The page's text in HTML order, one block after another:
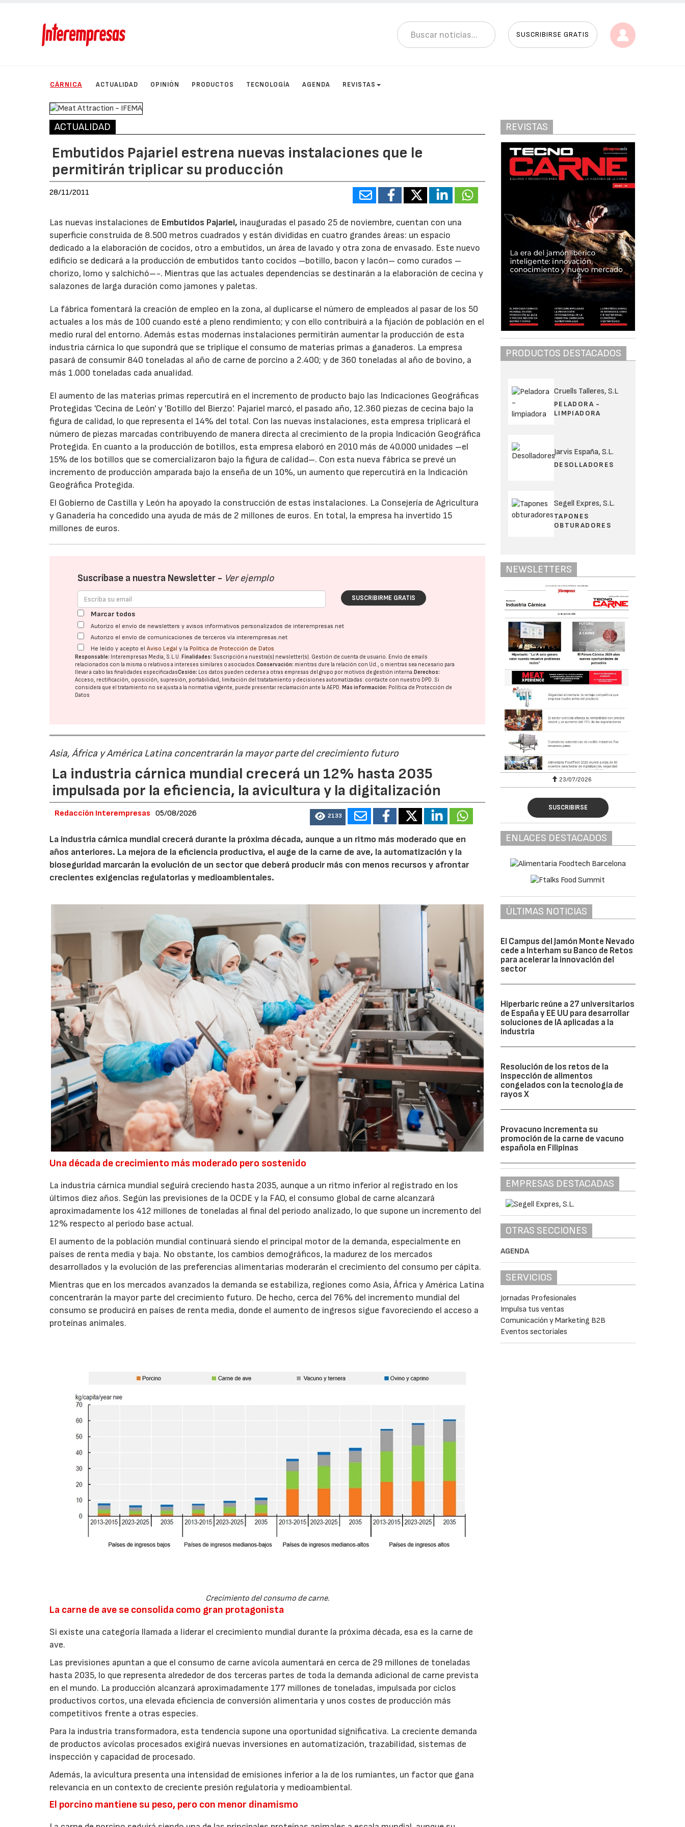
SUSCRIBIRSE GRATIS
CÁRNICA ACTUALIDAD OPINIÓN PRODUCTOS TECNOLOGÍA AGENDA REVISTAS
ACTUALIDAD
Embutidos Pajariel estrena nuevas instalaciones que le
permitirán triplicar su producción
28/11/2011
Las nuevas instalaciones de Embutidos Pajariel, inauguradas el pasado 25 de noviembre, cuentan con una
superficie construida de 8.500 metros cuadrados y están divididas en cuatro grandes áreas: un espacio
dedicado a la elaboración de cocidos, otro a embutidos, un área de lavado y otra zona de envasado. Este nuevo
edificio se dedicará a la producción de embutidos tanto cocidos –botillo, bacon y lacón– como curados –
chorizo, lomo y salchichó–-. Mientras que las actuales dependencias se destinarán a la elaboración de cecina y
salazones de larga duración como jamones y paletas.
La fábrica fomentará la creación de empleo en la zona, al duplicarse el número de empleados al pasar de los 50
actuales a los más de 100 cuando esté a pleno rendimiento; y con ello contribuirá a la fijación de población en el
medio rural del entorno. Además estas modernas instalaciones permitirán aumentar la producción de esta
industria cárnica lo que supondrá que se triplique el consumo de materias primas a ganaderos. La empresa
pasará de consumir 840 toneladas al año de carne de porcino a 2.400; y de 360 toneladas al año de bovino, a
más 1.000 toneladas cada anualidad.
El aumento de las materias primas repercutirá en el incremento de producto bajo las Indicaciones Geográficas
Protegidas 'Cecina de León' y 'Botillo del Bierzo'. Pajariel marcó, el pasado año, 12.360 piezas de cecina bajo la
figura de calidad, lo que representa el 14% del total. Con las nuevas instalaciones, esta empresa triplicará el
número de piezas marcadas contribuyendo de manera directa al crecimiento de la propia Indicación Geográfica
Protegida. En cuanto a la producción de botillos, esta empresa elaboró en 2010 más de 40.000 unidades –el
15% de los botillos que se comercializaron bajo la figura de calidad–. Con esta nueva fábrica se prevé un
incremento de producción amparada bajo la enseña de un 10%, un aumento que repercutirá en la Indicación
Geográfica Protegida.
El Gobierno de Castilla y León ha apoyado la construcción de estas instalaciones. La Consejería de Agricultura
y Ganadería ha concedido una ayuda de más de 2 millones de euros. En total, la empresa ha invertido 15
millones de euros.
Suscríbase a nuestra Newsletter - Ver ejemplo
SUSCRIBIRME GRATIS
Marcar todos
Autorizo el envío de newsletters y avisos informativos personalizados de interempresas.net
Autorizo el envío de comunicaciones de terceros vía interempresas.net
He leído y acepto elAviso Legal y la Política de Protección de Datos
Responsable: Interempresas Media, S.L.U. Finalidades: Suscripción a nuestra(s) newsletter(s). Gestión de cuenta de usuario. Envío de emails
relacionados con la misma o relativos a intereses similares o asociados.Conservación: mientras dure la relación con Ud., o mientras sea necesario para
llevar a cabo las finalidades especificadasCesión: Los datos pueden cederse a otras empresas del grupo por motivos de gestión interna. Derechos:
Acceso, rectificación, oposición, supresión, portabilidad, limitación del tratatamiento y decisiones automatizadas: contacte con nuestro DPD. Si
considera que el tratamiento no se ajusta a la normativa vigente, puede presentar reclamación ante laAEPD. Más información: Política de Protección de
Datos
Asia, África y América Latina concentrarán la mayor parte del crecimiento futuro
La industria cárnica mundial crecerá un 12% hasta 2035
impulsada por la eficiencia, la avicultura y la digitalización
Redacción Interempresas 05/08/2026 2133
La industria cárnica mundial crecerá durante la próxima década, aunque a un ritmo más moderado que en
años anteriores. La mejora de la eficiencia productiva, el auge de la carne de ave, la automatización y la
bioseguridad marcarán la evolución de un sector que deberá producir más con menos recursos y afrontar
crecientes exigencias regulatorias y medioambientales.
Una década de crecimiento más moderado pero sostenido
La industria cárnica mundial seguirá creciendo hasta 2035, aunque a un ritmo inferior al registrado en los
últimos diez años. Según las previsiones de la OCDE y la FAO, el consumo global de carne alcanzará
aproximadamente los 412 millones de toneladas al final del periodo analizado, lo que supone un incremento del
12% respecto al periodo base actual.
El aumento de la población mundial continuará siendo el principal motor de la demanda, especialmente en
países de renta media y baja. No obstante, los cambios demográficos, la madurez de los mercados
desarrollados y la evolución de las preferencias alimentarias moderarán el crecimiento del consumo per cápita.
Mientras que en los mercados avanzados la demanda se estabiliza, regiones como Asia, África y América Latina
concentrarán la mayor parte del crecimiento futuro. De hecho, cerca del 76% del incremento mundial del
consumo se producirá en países de renta media, donde el aumento de ingresos sigue favoreciendo el acceso a
proteínas animales.
Crecimiento del consumo de carne.
La carne de ave se consolida como gran protagonista
Si existe una categoría llamada a liderar el crecimiento mundial durante la próxima década, esa es la carne de
ave.
Las previsiones apuntan a que el consumo de carne avícola aumentará en cerca de 29 millones de toneladas
hasta 2035, lo que representa alrededor de dos terceras partes de toda la demanda adicional de carne prevista
en el mundo. La producción alcanzará aproximadamente 177 millones de toneladas, impulsada por ciclos
productivos cortos, una elevada eficiencia de conversión alimentaria y unos costes de producción más
competitivos frente a otras especies.
Para la industria transformadora, esta tendencia supone una oportunidad significativa. La creciente demanda
de productos avícolas procesados exigirá nuevas inversiones en automatización, trazabilidad, sistemas de
inspección y capacidad de procesado.
Además, la avicultura presenta una intensidad de emisiones inferior a la de los rumiantes, un factor que gana
relevancia en un contexto de creciente presión regulatoria y medioambiental.
El porcino mantiene su peso, pero con menor dinamismo
REVISTAS
PRODUCTOS DESTACADOS
Cruells Talleres, S.L
PELADORA -
LIMPIADORA
Jarvis España, S.L.
DESOLLADORES
Segell Expres, S.L.
TAPONES
OBTURADORES
NEWSLETTERS
23/07/2026 30/07/2026 23/07/2026
SUSCRIBIRSE
ENLACES DESTACADOS
ÚLTIMAS NOTICIAS
El Campus del Jamón Monte Nevado
cede a Interham su Banco de Retos
para acelerar la innovación del
sector
Hiperbaric reúne a 27 universitarios
de España y EE UU para desarrollar
soluciones de IA aplicadas a la
industria
Resolución de los retos de la
inspección de alimentos
congelados con la tecnología de
rayos X
Provacuno incrementa su
promoción de la carne de vacuno
española en Filipinas
EMPRESAS DESTACADAS
OTRAS SECCIONES
AGENDA
SERVICIOS
Jornadas Profesionales
Impulsa tus ventas
Comunicación y Marketing B2B
Eventos sectoriales